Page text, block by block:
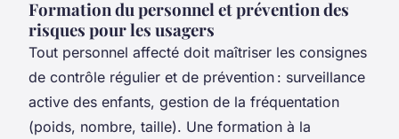
Formation du personnel et prévention des
risques pour les usagers
Tout personnel affecté doit maîtriser les consignes
de contrôle régulier et de prévention : surveillance
active des enfants, gestion de la fréquentation
(poids, nombre, taille). Une formation à la